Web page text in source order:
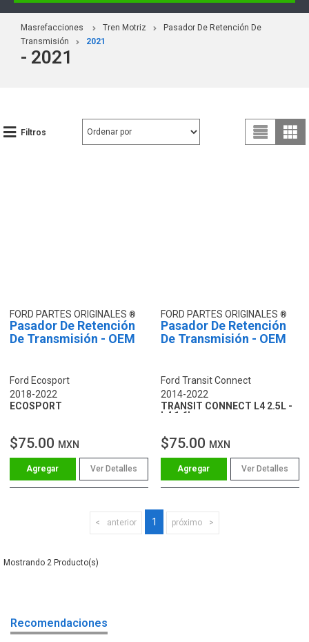
Masrefacciones Tren Motriz
Pasador De Retención De
Transmisión
2021
- 2021
Filtros
FORD PARTES ORIGINALES
Pasador De Retención
De Transmisión - OEM
Ford Ecosport
2018-2022
ECOSPORT
$75.00 MXN
Ver Detalles
FORD PARTES ORIGINALES
Pasador De Retención
De Transmisión - OEM
Ford Transit Connect
2014-2022
TRANSIT CONNECT L4 2.5L -
L4 1.6L
$75.00 MXN
Ver Detalles
anterior 1 próximo
2
Recomendaciones